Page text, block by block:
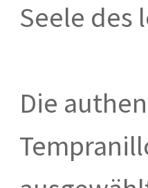
Seele des
Die